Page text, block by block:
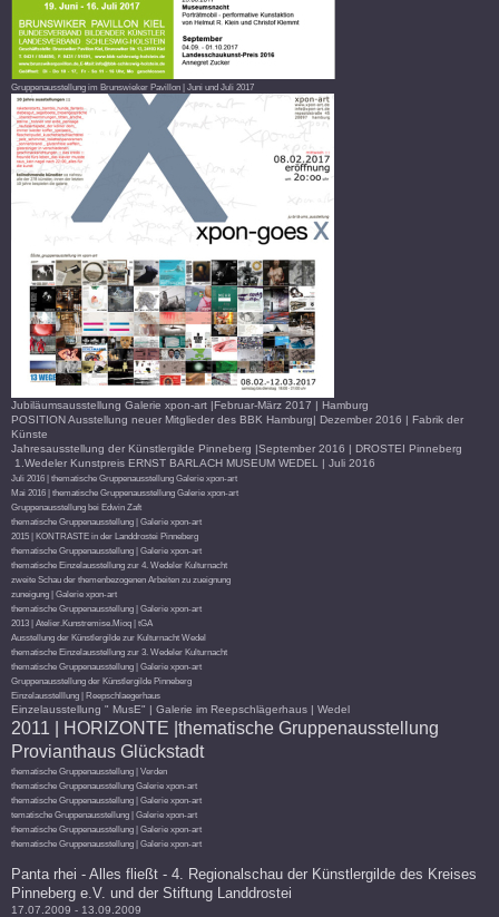
Gruppenausstellung im Brunswieker Pavillon | Juni und Juli 2017
Jubiläumsausstellung Galerie xpon-art |Februar-März 2017 | Hamburg
POSITION Ausstellung neuer Mitglieder des BBK Hamburg| Dezember 2016 | Fabrik der
Künste
Jahresausstellung der Künstlergilde Pinneberg |September 2016 | DROSTEI Pinneberg
1.Wedeler Kunstpreis ERNST BARLACH MUSEUM WEDEL | Juli 2016
Juli 2016 | thematische Gruppenausstellung Galerie xpon-art
Mai 2016 | thematische Gruppenausstellung Galerie xpon-art
Gruppenausstellung bei Edwin Zaft
thematische Gruppenausstellung | Galerie xpon-art
2015 | KONTRASTE in der Landdrostei Pinneberg
thematische Gruppenausstellung | Galerie xpon-art
thematische Einzelausstellung zur 4. Wedeler Kulturnacht
zweite Schau der themenbezogenen Arbeiten zu zueignung
zuneigung | Galerie xpon-art
thematische Gruppenausstellung | Galerie xpon-art
2013 | Atelier.Kunstremise.Mioq | tGA
Ausstellung der Künstlergilde zur Kulturnacht Wedel
thematische Einzelausstellung zur 3. Wedeler Kulturnacht
thematische Gruppenausstellung | Galerie xpon-art
Gruppenausstellung der Künstlergilde Pinneberg
Einzelausstelllung | Reepschlaegerhaus
Einzelausstellung " MusE" | Galerie im Reepschlägerhaus | Wedel
2011 | HORIZONTE |thematische Gruppenausstellung
Provianthaus Glückstadt
thematische Gruppenausstellung | Verden
thematische Gruppenausstellung Galerie xpon-art
thematische Gruppenausstellung | Galerie xpon-art
tematische Gruppenausstellung | Galerie xpon-art
thematische Gruppenausstellung | Galerie xpon-art
thematische Gruppenausstellung | Galerie xpon-art
Panta rhei - Alles fließt - 4. Regionalschau der Künstlergilde des Kreises
Pinneberg e.V. und der Stiftung Landdrostei
17.07.2009 - 13.09.2009